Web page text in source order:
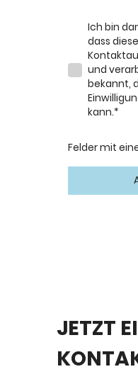
Ich bin
dass
und
bekannt,
kann.*
Felder mit
JETZT